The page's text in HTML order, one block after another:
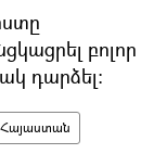
բոլոր
դարձել։
Հայաստան